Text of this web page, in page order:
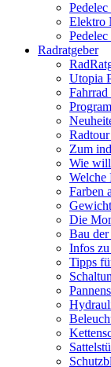
Elektro
Radratgeber
Utopia
Zum
Wie
Welche
Farben
Die
Bau der
Infos
Tipps